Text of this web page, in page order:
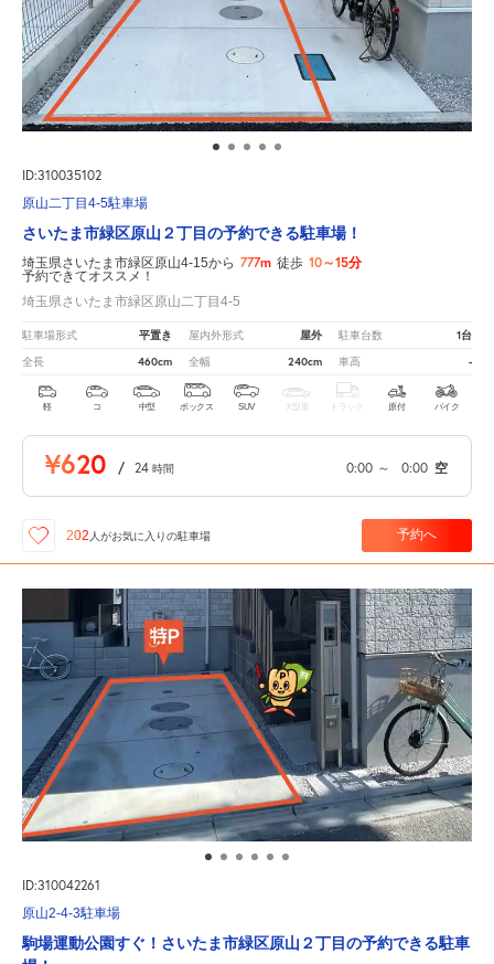
ID:310035102
原山二丁目4-5駐車場
さいたま市緑区原山２丁目の予約できる駐車場！
埼玉県さいたま市緑区原山4-15から 777m 徒歩 10～15分
予約できてオススメ！
埼玉県さいたま市緑区原山二丁目4-5
駐車場形式 平置き 屋内外形式 屋外 駐車台数 1台
全長 460cm 全幅 240cm 車高 -
軽 コ 中型 ボックス SUV 大型車 トラック 原付 バイク
¥620 / 24 時間 0:00 ～ 0:00 空
202 人がお気に入りの駐車場 予約へ
ID:310042261
原山2-4-3駐車場
駒場運動公園すぐ！さいたま市緑区原山２丁目の予約できる駐車